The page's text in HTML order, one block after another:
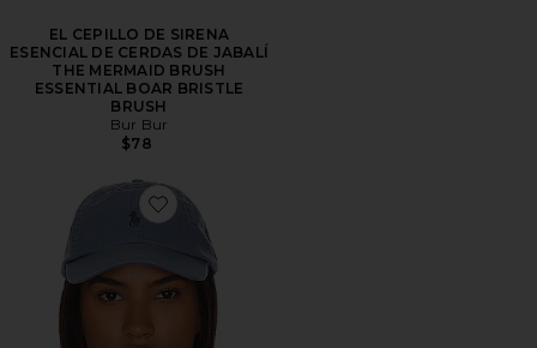
EL CEPILLO DE SIRENA
ESENCIAL DE CERDAS DE JABALÍ
THE MERMAID BRUSH
ESSENTIAL BOAR BRISTLE
BRUSH
Bur Bur
$78
Favorite SOMBRERO